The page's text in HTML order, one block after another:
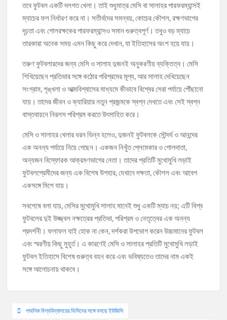
তবে ফুটবল একটি দলগত খেলা। তাই শুধুমাত্র মেসি বা সালাহর পারফরম্যান্সই
ম্যাচের ফল নির্ধারণ করে না। সতীর্থদের সমন্বয়, কোচের কৌশল, রক্ষণভাগের
দৃঢ়তা এবং গোলরক্ষকের পারফরম্যান্সও সমান গুরুত্বপূর্ণ। তবুও বড় ম্যাচে
তারকারা অনেক সময় এমন কিছু করে দেখান, যা ইতিহাসের অংশ হয়ে যায়।
তরুণ ফুটবলারদের জন্য মেসি ও সালাহ দুজনই অনুকরণীয় ব্যক্তিত্ব। মেসি
শিখিয়েছেন প্রতিভার সঙ্গে কঠোর পরিশ্রমের মূল্য, আর সালাহ দেখিয়েছেন
সংগ্রাম, শৃঙ্খলা ও আত্মবিশ্বাসের মাধ্যমে কীভাবে বিশ্বের সেরা পর্যায়ে পৌঁছানো
যায়। তাদের জীবন ও ক্যারিয়ার নতুন প্রজন্মকে স্বপ্ন দেখতে এবং সেই স্বপ্ন
বাস্তবায়নে নিরলস পরিশ্রম করতে উৎসাহিত করে।
মেসি ও সালাহর খেলার ধরন ভিন্ন হলেও, দুজনই ফুটবলকে সৌন্দর্য ও আনন্দের
এক অনন্য পর্যায়ে নিয়ে গেছেন। একজন নিখুঁত প্লেমেকার ও গোলদাতা,
অন্যজন বিস্ফোরক আক্রমণভাগের নেতা। তাদের প্রতিটি মুখোমুখি লড়াই
ফুটবলপ্রেমীদের জন্য এক বিশেষ উপহার, যেখানে দক্ষতা, কৌশল এবং আবেগ
একসঙ্গে মিশে যায়।
সবশেষে বলা যায়, মেসির মুখোমুখি সালাহ মানেই শুধু একটি ম্যাচ নয়; এটি বিশ্ব
ফুটবলের দুই উজ্জ্বল নক্ষত্রের প্রতিভা, পরিশ্রম ও নেতৃত্বের এক অনন্য
প্রদর্শনী। ফলাফল যাই হোক না কেন, দর্শকরা উপভোগ করেন উচ্চমানের ফুটবল
এবং স্মরণীয় কিছু মুহূর্ত। এ কারণেই মেসি ও সালাহর প্রতিটি মুখোমুখি লড়াই
ফুটবল ইতিহাসে বিশেষ গুরুত্ব বহন করে এবং ভবিষ্যতেও তাদের নাম একই
সঙ্গে আলোচনায় থাকবে।
Postপাবলিক বিশ্ববিদ্যালয়ের ভিসিদের সঙ্গে বসছে ইউজিসি